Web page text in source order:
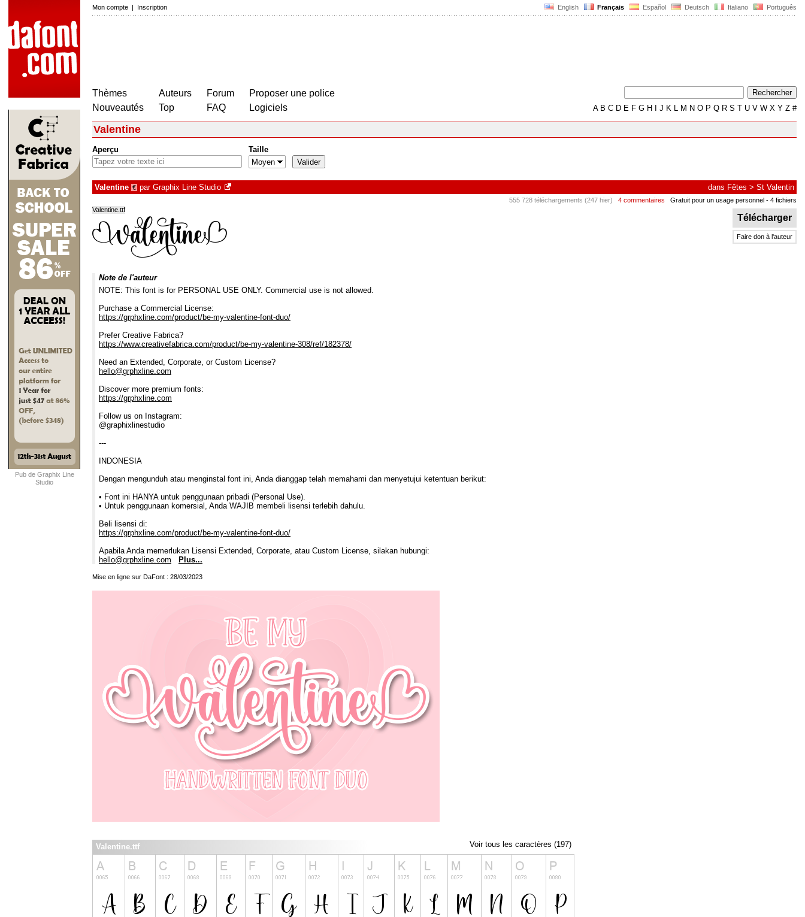
English Français Español Deutsch Italiano Português
Mon compte | Inscription
Thèmes
Nouveautés
Auteurs
Top
Forum
FAQ
Proposer une police
Logiciels
AB C D E F G H J K L M N O P Q R S T U V W X Y Z #
Pub de Graphix Line
Studio
Valentine
Aperçu Taille
Valentine € par Graphix Line Studio dans Fêtes > St Valentin
555 728 téléchargements (247 hier) 4 commentaires Gratuit pour un usage personnel - 4 fichiers
Télécharger
Faire don à l'auteur
Valentine.ttf
Note de l'auteur
NOTE: This font is for PERSONAL USE ONLY. Commercial use is not allowed.
Purchase a Commercial License:
https://grphxline.com/product/be-my-valentine-font-duo/
Prefer Creative Fabrica?
https://www.creativefabrica.com/product/be-my-valentine-308/ref/182378/
Need an Extended, Corporate, or Custom License?
hello@grphxline.com
Discover more premium fonts:
https://grphxline.com
Follow us on Instagram:
@graphixlinestudio
---
INDONESIA
Dengan mengunduh atau menginstal font ini, Anda dianggap telah memahami dan menyetujui ketentuan berikut:
• Font ini HANYA untuk penggunaan pribadi (Personal Use).
• Untuk penggunaan komersial, Anda WAJIB membeli lisensi terlebih dahulu.
Beli lisensi di:
https://grphxline.com/product/be-my-valentine-font-duo/
Apabila Anda memerlukan Lisensi Extended, Corporate, atau Custom License, silakan hubungi:
hello@grphxline.com
Plus...
Mise en ligne sur DaFont : 28/03/2023
Voir tous les caractères (197)
Valentine.ttf